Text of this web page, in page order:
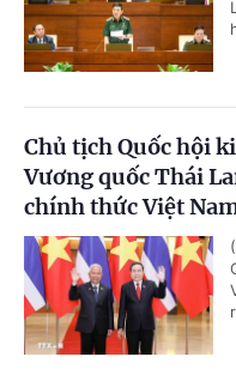
Chủ tịch Quốc hội
Vương quốc Thái
chính thức Việt